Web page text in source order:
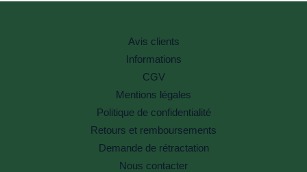
Avis clients
Informations
CGV
Mentions légales
Politique de confidentialité
Retours et remboursements
Demande de rétractation
Nous contacter